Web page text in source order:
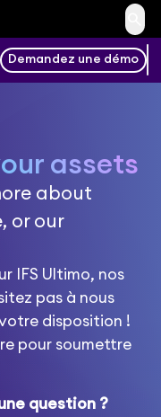
search
Demandez une démo
assets
about
or our
IFS Ultimo, nos
pas à nous
disposition !
pour soumettre
question ?